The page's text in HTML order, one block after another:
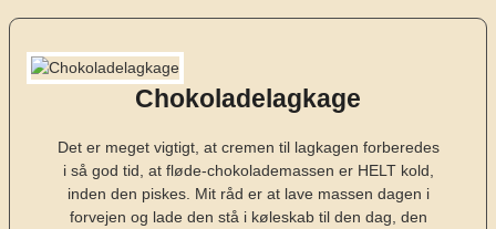
Chokoladelagkage
Det er meget vigtigt, at cremen til lagkagen forberedes
i så god tid, at fløde-chokolademassen er HELT kold,
inden den piskes. Mit råd er at lave massen dagen i
forvejen og lade den stå i køleskab til den dag, den